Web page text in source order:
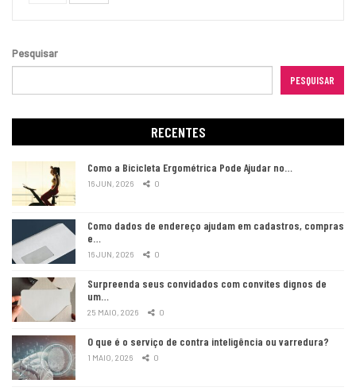
Pesquisar
PESQUISAR
RECENTES
Como a Bicicleta Ergométrica Pode Ajudar no…
16 JUN, 2026 0
Como dados de endereço ajudam em cadastros, compras
e…
16 JUN, 2026 0
Surpreenda seus convidados com convites dignos de
um…
25 MAIO, 2026 0
O que é o serviço de contra inteligência ou varredura?
1 MAIO, 2026 0